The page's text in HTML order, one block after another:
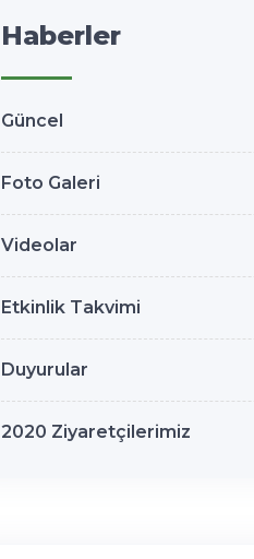
Haberler
Güncel
Foto Galeri
Videolar
Etkinlik Takvimi
Duyurular
2020 Ziyaretçilerimiz